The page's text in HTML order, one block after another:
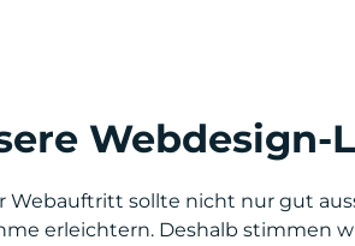
Webauftritt sollte nicht nur gut
erleichtern. Deshalb stimmen